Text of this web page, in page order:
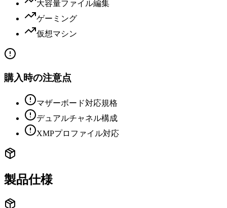
大容量ファイル編集
ゲーミング
仮想マシン
購入時の注意点
マザーボード対応規格
デュアルチャネル構成
XMPプロファイル対応
製品仕様